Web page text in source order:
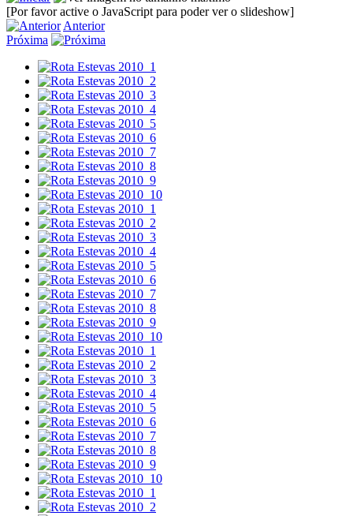
[Por favor active o JavaScript para poder ver o slideshow]
Anterior
Próxima